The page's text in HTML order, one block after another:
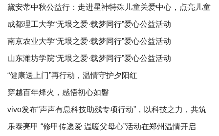
黛安蒂中秋公益行：走进星神特殊儿童关爱中心，点亮儿童
成长
成都理工大学“无垠之爱·载梦同行”爱心公益活动
南京农业大学“无垠之爱·载梦同行”爱心公益活动
山东潍坊学院“无垠之爱·载梦同行”爱心公益活动
“健康送上门”再行动，温情守护夕阳红
穿越百年烽火，感悟初心如磐
vivo发布“声声有息科技助残专项行动”，以科技之力，共筑
无障碍未来
乐泰亮甲 “修甲传递爱 温暖父母心”活动在郑州温情开启